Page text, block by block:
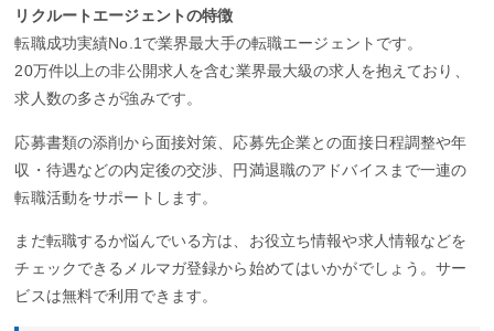
リクルートエージェントの特徴
転職成功実績No.1で業界最大手の転職エージェントです。
20万件以上の非公開求人を含む業界最大級の求人を抱えており、
求人数の多さが強みです。
応募書類の添削から面接対策、応募先企業との面接日程調整や年
収・待遇などの内定後の交渉、円満退職のアドバイスまで一連の
転職活動をサポートします。
まだ転職するか悩んでいる方は、お役立ち情報や求人情報などを
チェックできるメルマガ登録から始めてはいかがでしょう。サー
ビスは無料で利用できます。